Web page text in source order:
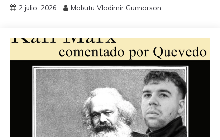
2 julio, 2026 Mobutu Vladimir Gunnarson